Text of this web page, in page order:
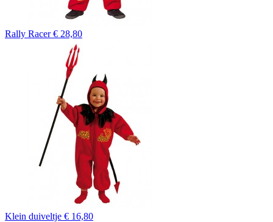
Rally Racer€ 28,80
Klein duiveltje € 16,80